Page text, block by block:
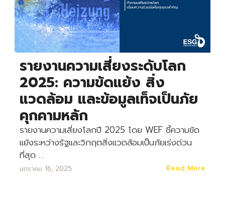
รายงานความเสี่ยงระดับโลก
2025: ความขัดแย้ง สิ่ง
แวดล้อม และข้อมูลเท็จเป็นภัย
คุกคามหลัก
รายงานความเสี่ยงโลกปี 2025 โดย WEF ชี้ความขัด
แย้งระหว่างรัฐและวิกฤตสิ่งแวดล้อมเป็นภัยเร่งด่วน
ที่สุด …
มกราคม 16, 2025 Read More